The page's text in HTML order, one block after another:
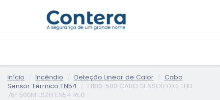
Início Incêndio Deteção Linear de Calor
Cabo
Sensor Térmico EN54
F1180-500 CABO SENSOR DIG. LHD
78º 500M LSZH EN54 RED